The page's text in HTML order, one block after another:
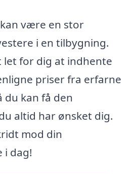
være en stor
i en tilbygning.
let for dig at indhente
priser fra erfarne
kan få den
altid har ønsket dig.
mod din
i dag!